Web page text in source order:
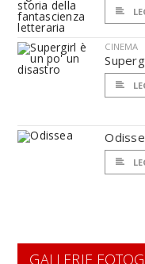
CINEMA
GALLERIE